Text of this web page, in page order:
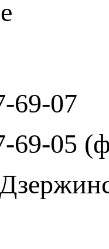
69-07
69-05